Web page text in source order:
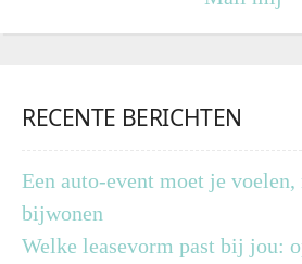
RECENTE BERICHTEN
Een auto-event moet je
bijwonen
Welke leasevorm past bij jou: